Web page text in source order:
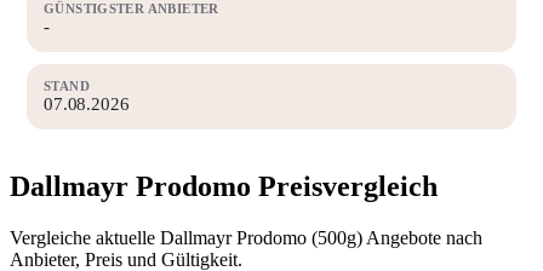
GÜNSTIGSTER ANBIETER
-
STAND
07.08.2026
Dallmayr Prodomo Preisvergleich
Vergleiche aktuelle Dallmayr Prodomo (500g) Angebote nach
Anbieter, Preis und Gültigkeit.